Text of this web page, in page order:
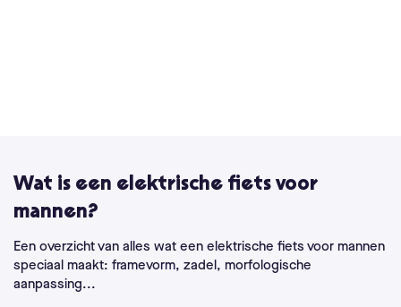
Wat is een elektrische fiets voor
mannen?
Een overzicht van alles wat een elektrische fiets voor mannen
speciaal maakt: framevorm, zadel, morfologische
aanpassing...